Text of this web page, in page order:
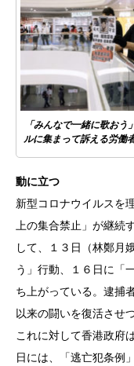
「みんなで一緒に歌お
ルに集まって訴える労働
動に立つ
新型コロナウイルスを
上の集合禁止」が継続
して、１３日（林鄭月
う」行動、１６日に「
ち上がっている。逮捕
以来の闘いを復活させ
これに対して香港政府
日には、「逃亡犯条例